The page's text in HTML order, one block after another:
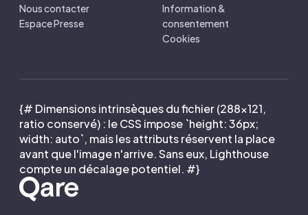
Nous contacter
Espace Presse
Information &
consentement
Cookies
{# Dimensions intrinsèques du fichier (288×121,
ratio conservé) : le CSS impose `height: 36px;
width: auto`, mais les attributs réservent la place
avant que l'image n'arrive. Sans eux, Lighthouse
compte un décalage potentiel. #}